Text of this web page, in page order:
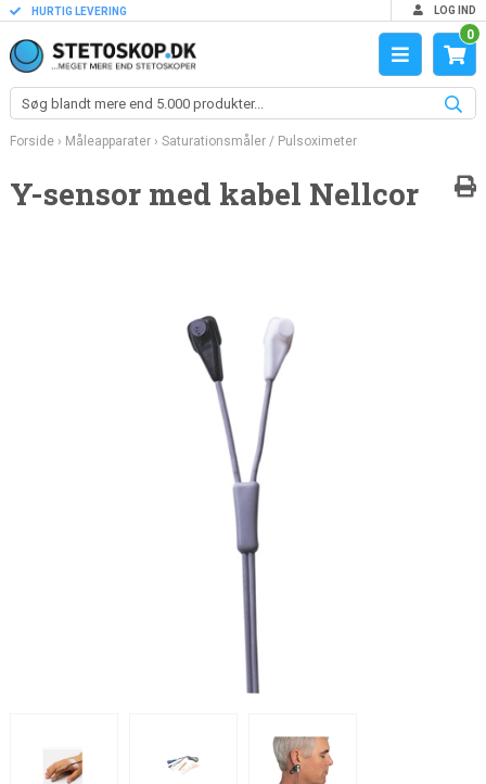
HURTIG LEVERING LOG IND
0
Forside› Måleapparater› Saturationsmåler / Pulsoximeter
Y-sensor med kabel Nellcor